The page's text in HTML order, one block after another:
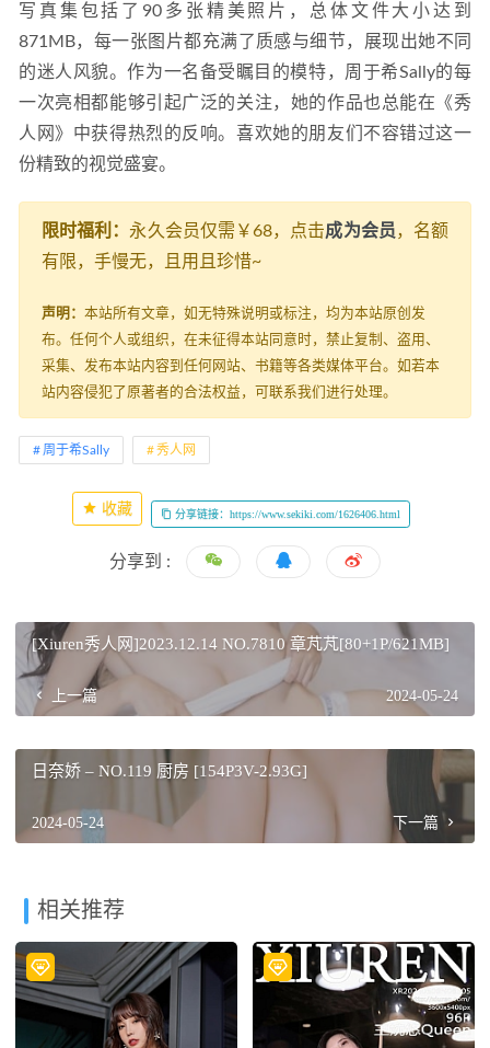
写真集包括了90多张精美照片，总体文件大小达到
871MB，每一张图片都充满了质感与细节，展现出她不同
的迷人风貌。作为一名备受瞩目的模特，周于希Sally的每
一次亮相都能够引起广泛的关注，她的作品也总能在《秀
人网》中获得热烈的反响。喜欢她的朋友们不容错过这一
份精致的视觉盛宴。
限时福利： 永久会员仅需￥68，点击成为会员，名额
有限，手慢无，且用且珍惜~
声明： 本站所有文章，如无特殊说明或标注，均为本站原创发
布。任何个人或组织，在未征得本站同意时，禁止复制、盗用、
采集、发布本站内容到任何网站、书籍等各类媒体平台。如若本
站内容侵犯了原著者的合法权益，可联系我们进行处理。
周于希Sally 秀人网
收藏 分享链接：https://www.sekiki.com/1626406.html
分享到 :
[Xiuren秀人网]2023.12.14 NO.7810 章芃芃[80+1P/621MB]
上一篇 2024-05-24
日奈娇 – NO.119 厨房 [154P3V-2.93G]
2024-05-24 下一篇
相关推荐